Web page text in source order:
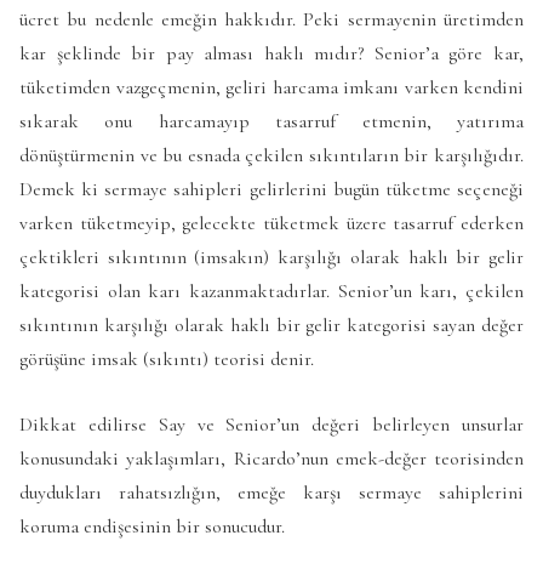
ücret bu nedenle emeğin hakkıdır. Peki sermayenin üretimden
kar şeklinde bir pay alması haklı mıdır? Senior’a göre kar,
tüketimden vazgeçmenin, geliri harcama imkanı varken kendini
sıkarak onu harcamayıp tasarruf etmenin, yatırıma
dönüştürmenin ve bu esnada çekilen sıkıntıların bir karşılığıdır.
Demek ki sermaye sahipleri gelirlerini bugün tüketme seçeneği
varken tüketmeyip, gelecekte tüketmek üzere tasarruf ederken
çektikleri sıkıntının (imsakın) karşılığı olarak haklı bir gelir
kategorisi olan karı kazanmaktadırlar. Senior’un karı, çekilen
sıkıntının karşılığı olarak haklı bir gelir kategorisi sayan değer
görüşüne imsak (sıkıntı) teorisi denir.
Dikkat edilirse Say ve Senior’un değeri belirleyen unsurlar
konusundaki yaklaşımları, Ricardo’nun emek-değer teorisinden
duydukları rahatsızlığın, emeğe karşı sermaye sahiplerini
koruma endişesinin bir sonucudur.